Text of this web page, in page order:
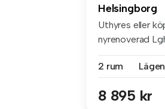
Helsingborg
Uthyres eller
nyrenoverad
2 rum
8 895 kr